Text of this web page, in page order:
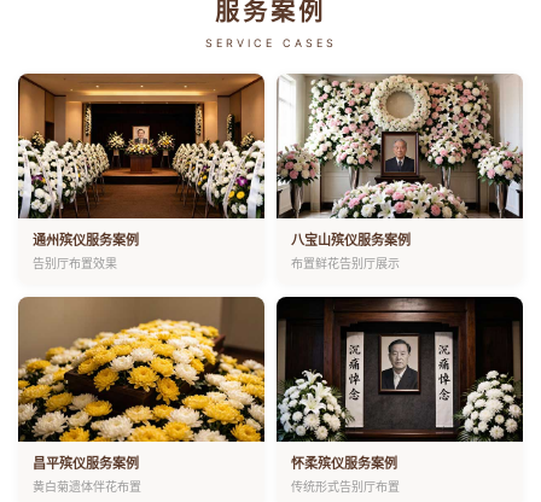
服务案例
SERVICE CASES
通州殡仪服务案例
告别厅布置效果
八宝山殡仪服务案例
布置鲜花告别厅展示
昌平殡仪服务案例
黄白菊遗体伴花布置
怀柔殡仪服务案例
传统形式告别厅布置